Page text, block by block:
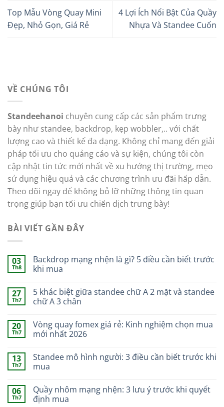
Top Mẫu Vòng Quay Mini
Đẹp, Nhỏ Gọn, Giá Rẻ
4 Lợi Ích Nổi Bật Của Quầy
Nhựa Và Standee Cuốn
VỀ CHÚNG TÔI
Standeehanoi chuyên cung cấp các sản phẩm trưng
bày như standee, backdrop, kẹp wobbler,.. với chất
lượng cao và thiết kế đa dạng. Không chỉ mang đến giải
pháp tối ưu cho quảng cáo và sự kiện, chúng tôi còn
cập nhật tin tức mới nhất về xu hướng thị trường, mẹo
sử dụng hiệu quả và các chương trình ưu đãi hấp dẫn.
Theo dõi ngay để không bỏ lỡ những thông tin quan
trọng giúp bạn tối ưu chiến dịch trưng bày!
BÀI VIẾT GẦN ĐÂY
03
Th8
Backdrop mạng nhện là gì? 5 điều cần biết trước
khi mua
27
Th7
5 khác biệt giữa standee chữ A 2 mặt và standee
chữ A 3 chân
20
Th7
Vòng quay fomex giá rẻ: Kinh nghiệm chọn mua
mới nhất 2026
13
Th7
Standee mô hình người: 3 điều cần biết trước khi
mua
06
Th7
Quầy nhôm mạng nhện: 3 lưu ý trước khi quyết
định mua